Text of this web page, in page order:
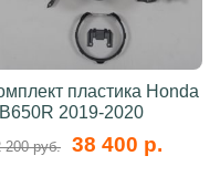
пластика Honda
2019-2020
200 руб. 38 400 р.